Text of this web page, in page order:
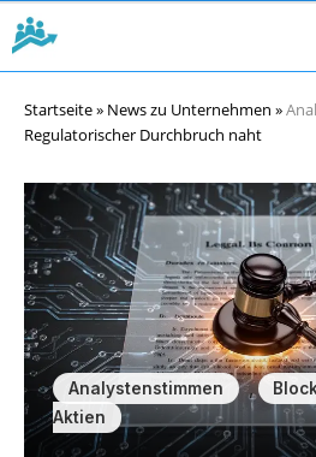
Startseite» News zu Unternehmen »
Regulatorischer Durchbruch naht
Analystenstimmen ,
Aktien